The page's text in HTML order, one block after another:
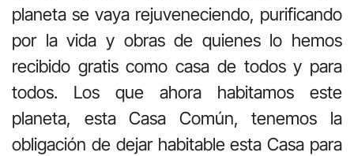
planeta se vaya rejuveneciendo, purificando
por la vida y obras de quienes lo hemos
recibido gratis como casa de todos y para
todos. Los que ahora habitamos este
planeta, esta Casa Común, tenemos la
obligación de dejar habitable esta Casa para